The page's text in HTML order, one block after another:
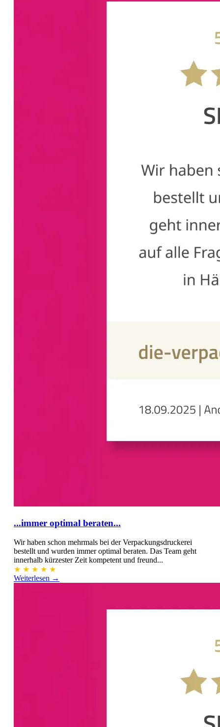
...immer optimal beraten...
Wir haben schon mehrmals bei der Verpackungsdruckerei
bestellt und wurden immer optimal beraten. Das Team geht
innerhalb kürzester Zeit kompetent und freund...
★ ★ ★ ★ ★
Weiterlesen →